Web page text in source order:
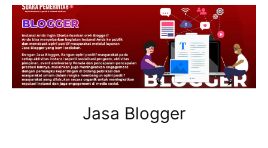
Jasa Blogger